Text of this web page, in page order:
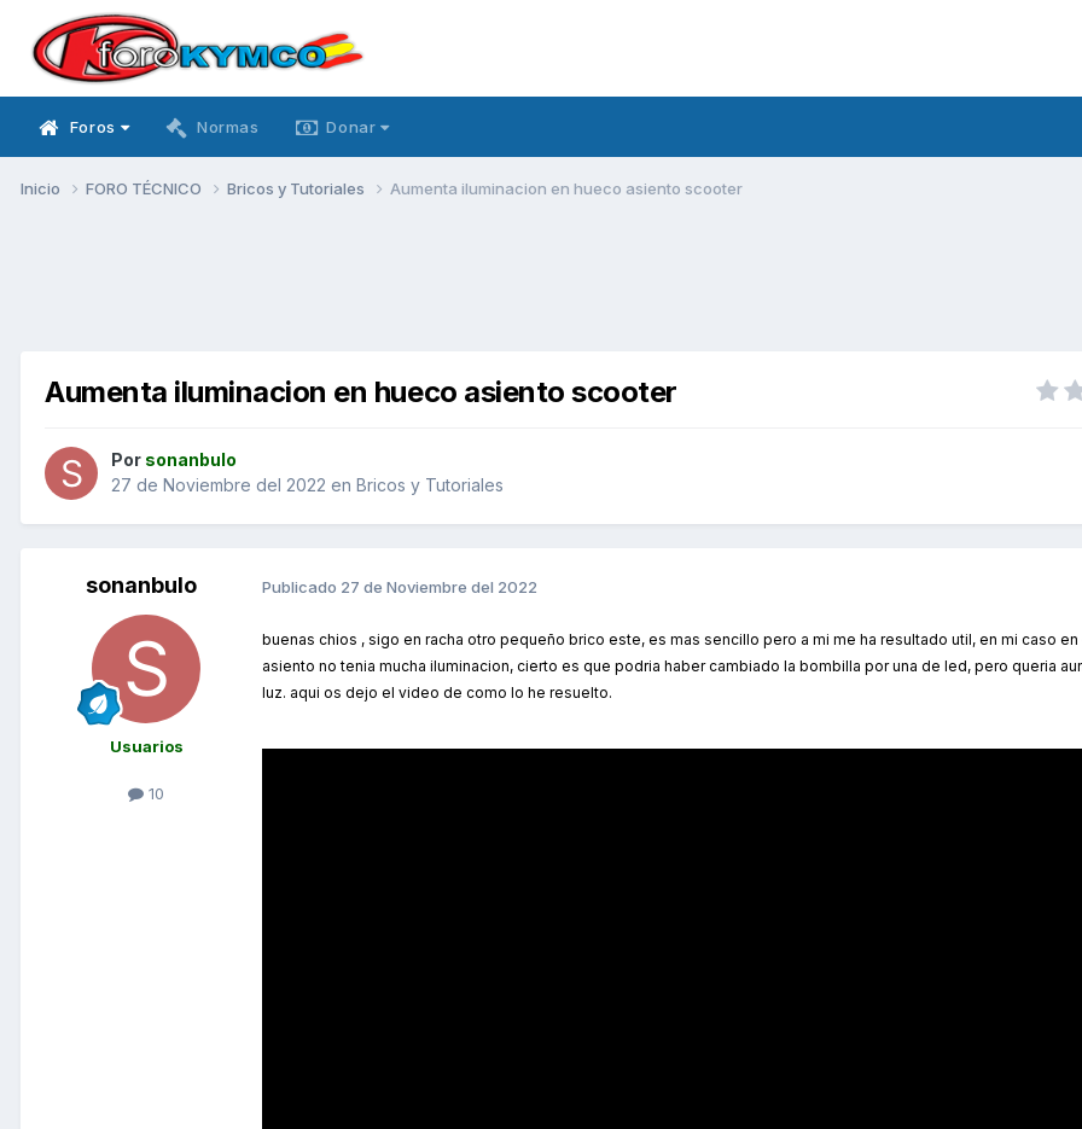
Foros Normas Donar
Inicio FORO TÉCNICO Bricos y Tutoriales Aumenta iluminacion en hueco asiento scooter
Aumenta iluminacion en hueco asiento scooter
Por sonanbulo
27 de Noviembre del 2022 en Bricos y Tutoriales
sonanbulo
Usuarios
10
Publicado 27 de Noviembre del 2022
buenas chios , sigo en racha otro pequeño brico este, es mas sencillo pero a mi me ha resultado util, en mi caso
asiento no tenia mucha iluminacion, cierto es que podria haber cambiado la bombilla por una de led, pero queria
luz. aqui os dejo el video de como lo he resuelto.